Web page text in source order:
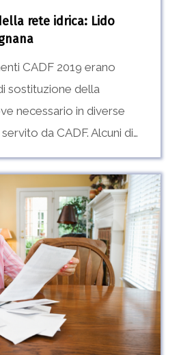
rete idrica: Lido
CADF 2019 erano
sostituzione della
necessario in diverse
da CADF. Alcuni di…